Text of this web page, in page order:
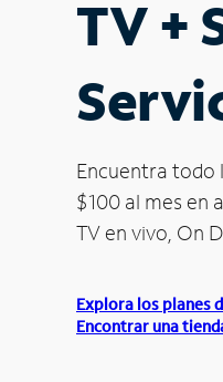
TV +
Encuentra todo
$100 al mes en
TV en vivo, On
Explora los planes
Encontrar una